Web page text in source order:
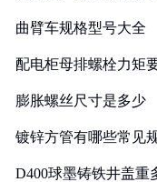
曲臂车规格型号大全
配电柜母排螺栓力矩
膨胀螺丝尺寸是多少
镀锌方管有哪些常见
D400球墨铸铁井盖重